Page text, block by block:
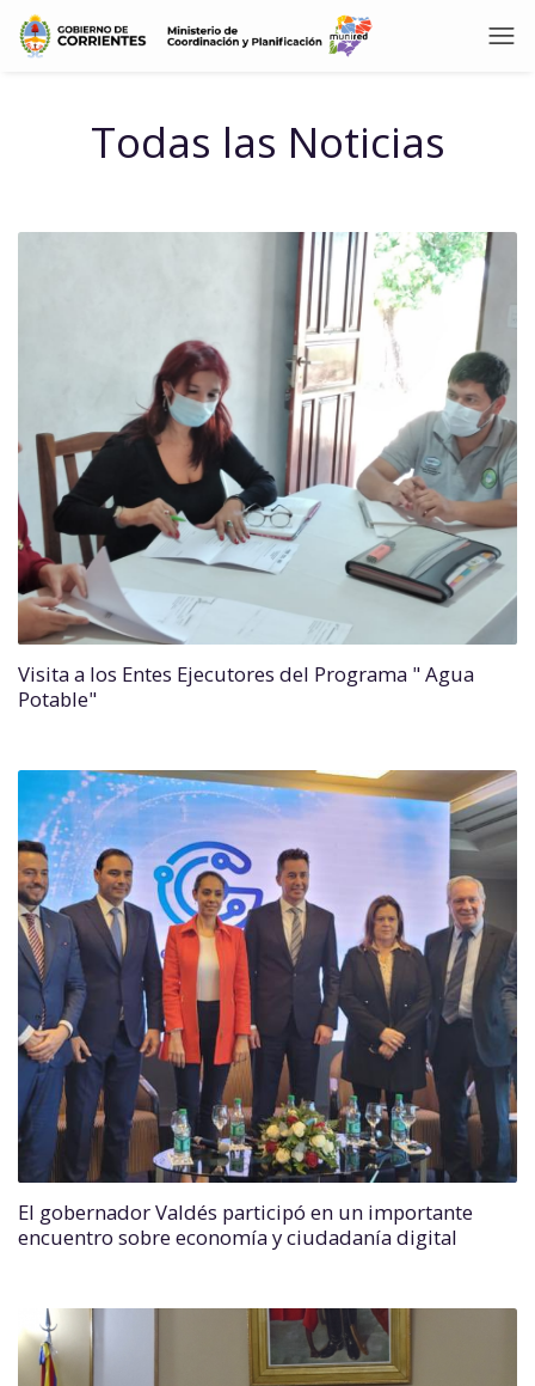
Todas las Noticias
Visita a los Entes Ejecutores del Programa " Agua
Potable"
El gobernador Valdés participó en un importante
encuentro sobre economía y ciudadanía digital